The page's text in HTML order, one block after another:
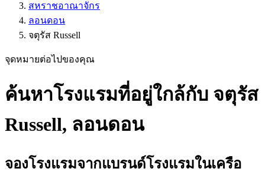
สหราชอาณาจักร
ลอนดอน
จตุรัส Russell
จุดหมายต่อไปของคุณ
ค้นหาโรงแรมที่อยู่ใกล้กับ จตุรัส
Russell, ลอนดอน
จองโรงแรมจากแบรนด์โรงแรมในเครือ